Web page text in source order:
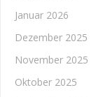
Januar 2026
Dezember 2025
November 2025
Oktober 2025